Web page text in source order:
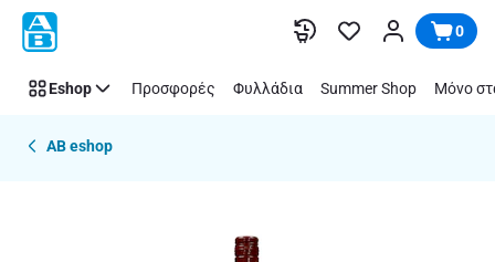
Παράλειψη 0
Eshop Προσφορές Φυλλάδια Summer Shop Μόνο
AB eshop